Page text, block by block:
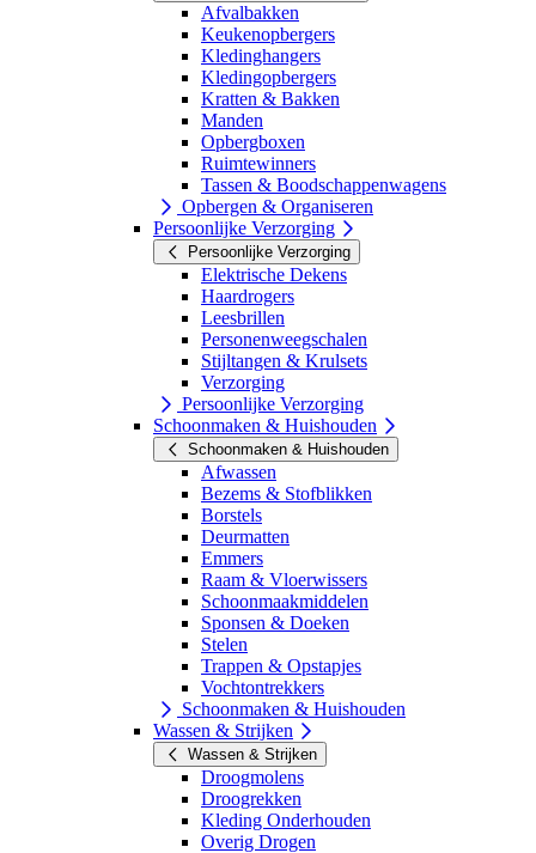
Afvalbakken
Keukenopbergers
Kledinghangers
Kledingopbergers
Kratten & Bakken
Manden
Opbergboxen
Ruimtewinners
Tassen & Boodschappenwagens
Opbergen & Organiseren
Persoonlijke Verzorging
Persoonlijke Verzorging
Elektrische Dekens
Haardrogers
Leesbrillen
Personenweegschalen
Stijltangen & Krulsets
Verzorging
Persoonlijke Verzorging
Schoonmaken & Huishouden
Schoonmaken & Huishouden
Afwassen
Bezems & Stofblikken
Borstels
Deurmatten
Emmers
Raam & Vloerwissers
Schoonmaakmiddelen
Sponsen & Doeken
Stelen
Trappen & Opstapjes
Vochtontrekkers
Schoonmaken & Huishouden
Wassen & Strijken
Wassen & Strijken
Droogmolens
Droogrekken
Kleding Onderhouden
Overig Drogen